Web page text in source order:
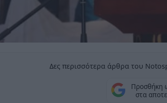
Δες περισσότερα άρθρα του
Προσθήκη
στα